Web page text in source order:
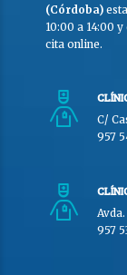
(Córdoba)
10:00 a 14:00
cita online.
C/
957
957